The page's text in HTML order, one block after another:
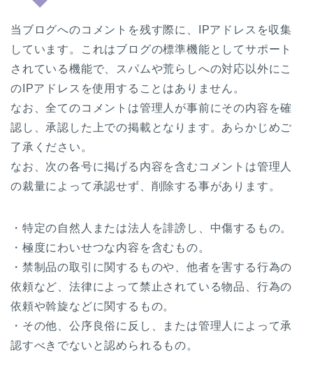
当ブログへのコメントを残す際に、IPアドレスを収集
しています。これはブログの標準機能としてサポート
されている機能で、スパムや荒らしへの対応以外にこ
のIPアドレスを使用することはありません。
なお、全てのコメントは管理人が事前にその内容を確
認し、承認した上での掲載となります。あらかじめご
了承ください。
なお、次の各号に掲げる内容を含むコメントは管理人
の裁量によって承認せず、削除する事があります。
・特定の自然人または法人を誹謗し、中傷するもの。
・極度にわいせつな内容を含むもの。
・禁制品の取引に関するものや、他者を害する行為の
依頼など、法律によって禁止されている物品、行為の
依頼や斡旋などに関するもの。
・その他、公序良俗に反し、または管理人によって承
認すべきでないと認められるもの。